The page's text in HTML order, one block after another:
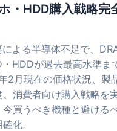
・HDD購入戦略完
よる半導体不足で、
HDDが過去最高水準ま
2月現在の価格状況、製
、消費者向け購入戦略を
今買うべき機種と避ける
化。